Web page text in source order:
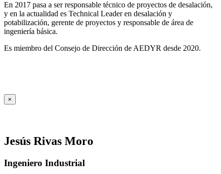
En 2017 pasa a ser responsable técnico de proyectos de desalación,
y en la actualidad es Technical Leader en desalación y
potabilización, gerente de proyectos y responsable de área de
ingeniería básica.
Es miembro del Consejo de Dirección de AEDYR desde 2020.
×
Jesús Rivas Moro
Ingeniero Industrial